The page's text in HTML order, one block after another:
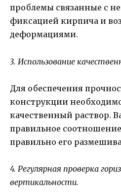
проблемы связанные с
фиксацией кирпича и
деформациями.
3. Использование
Для обеспечения
конструкции
качественный раствор.
правильное
правильно его
4. Регулярная проверка
вертикальности.